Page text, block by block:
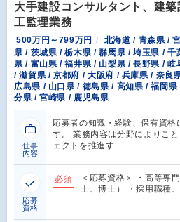
大手建設コンサルタント、建
工監理業務
500万円～799万円
北海道 / 青森県 /
県 / 茨城県 / 栃木県 / 群馬県 / 埼玉県 /
県 / 富山県 / 福井県 / 山梨県 / 長野県 /
/ 滋賀県 / 京都府 / 大阪府 / 兵庫県 / 奈良
広島県 / 山口県 / 徳島県 / 高知県 / 福岡
分県 / 宮崎県 / 鹿児島県
仕事
内容
応募者の知識・経験、保有資格
す。 業務内容は分野によりこ
ェクトを推進す…
応募
資格
必須
＜応募資格＞ ・高等専
士、博士） ・採用職種